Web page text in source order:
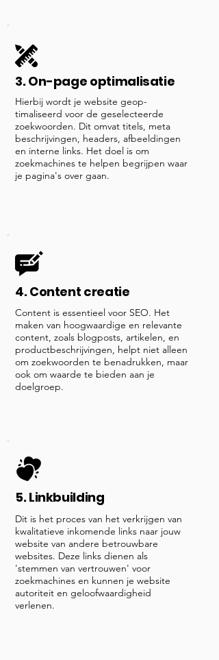
3. On-page optimalisatie
Hierbij wordt je website geop-
timaliseerd voor de geselecteerde
zoekwoorden. Dit omvat titels, meta
beschrijvingen, headers, afbeeldingen
en interne links. Het doel is om
zoekmachines te helpen begrijpen waar
je pagina's over gaan.
4. Content creatie
Content is essentieel voor SEO. Het
maken van hoogwaardige en relevante
content, zoals blogposts, artikelen, en
productbeschrijvingen, helpt niet alleen
om zoekwoorden te benadrukken, maar
ook om waarde te bieden aan je
doelgroep.
5. Linkbuilding
Dit is het proces van het verkrijgen van
kwalitatieve inkomende links naar jouw
website van andere betrouwbare
websites. Deze links dienen als
'stemmen van vertrouwen' voor
zoekmachines en kunnen je website
autoriteit en geloofwaardigheid
verlenen.